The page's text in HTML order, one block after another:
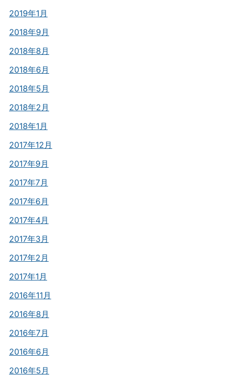
2019年1月
2018年9月
2018年8月
2018年6月
2018年5月
2018年2月
2018年1月
2017年12月
2017年9月
2017年7月
2017年6月
2017年4月
2017年3月
2017年2月
2017年1月
2016年11月
2016年8月
2016年7月
2016年6月
2016年5月